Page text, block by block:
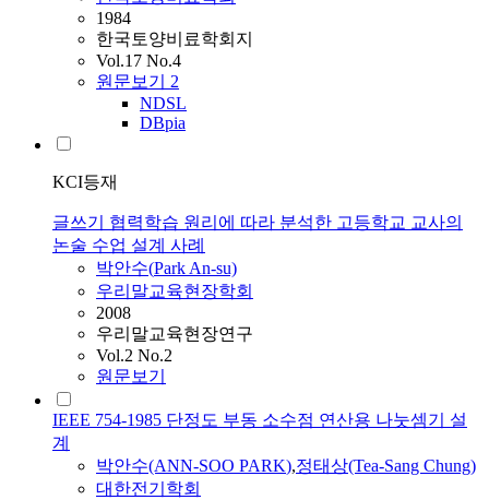
1984
한국토양비료학회지
Vol.17 No.4
원문보기 2
NDSL
DBpia
KCI등재
글쓰기 협력학습 원리에 따라 분석한 고등학교 교사의
논술 수업 설계 사례
박안수(ParkAn-su)
우리말교육현장학회
2008
우리말교육현장연구
Vol.2 No.2
원문보기
IEEE 754-1985 단정도 부동 소수점 연산용 나눗셈기 설
계
박안수(ANN-SOO PARK),정태상(Tea-Sang Chung)
대한전기학회